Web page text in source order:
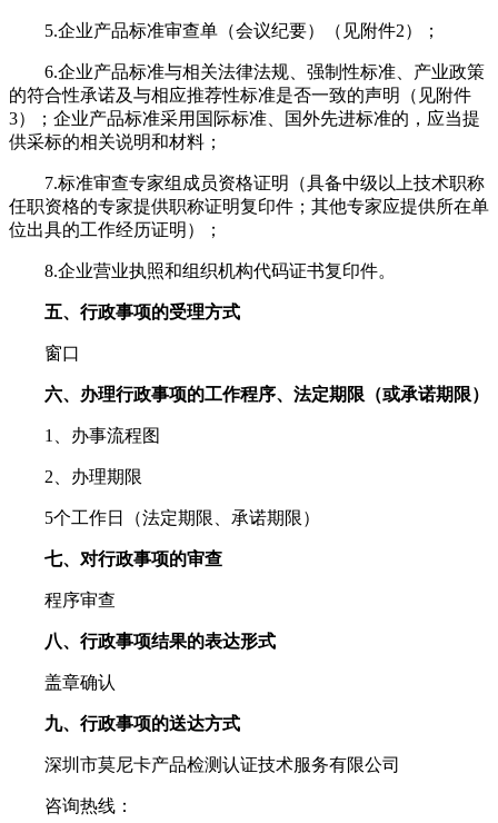
5.企业产品标准审查单（会议纪要）（见附件2）；
6.企业产品标准与相关法律法规、强制性标准、产业政策
的符合性承诺及与相应推荐性标准是否一致的声明（见附件
3）；企业产品标准采用国际标准、国外先进标准的，应当提
供采标的相关说明和材料；
7.标准审查专家组成员资格证明（具备中级以上技术职称
任职资格的专家提供职称证明复印件；其他专家应提供所在单
位出具的工作经历证明）；
8.企业营业执照和组织机构代码证书复印件。
五、行政事项的受理方式
窗口
六、办理行政事项的工作程序、法定期限（或承诺期限）
1、办事流程图
2、办理期限
5个工作日（法定期限、承诺期限）
七、对行政事项的审查
程序审查
八、行政事项结果的表达形式
盖章确认
九、行政事项的送达方式
深圳市莫尼卡产品检测认证技术服务有限公司
咨询热线：